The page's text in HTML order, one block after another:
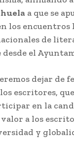
a que se
los
de
el
dejar
escritores,
en la
a los
y